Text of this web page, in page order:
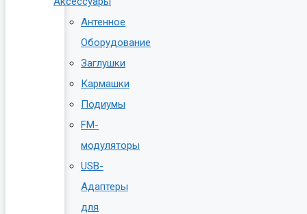
Антенное
Оборудование
Заглушки
Кармашки
Подиумы
FM-
модуляторы
USB-
Адаптеры
для